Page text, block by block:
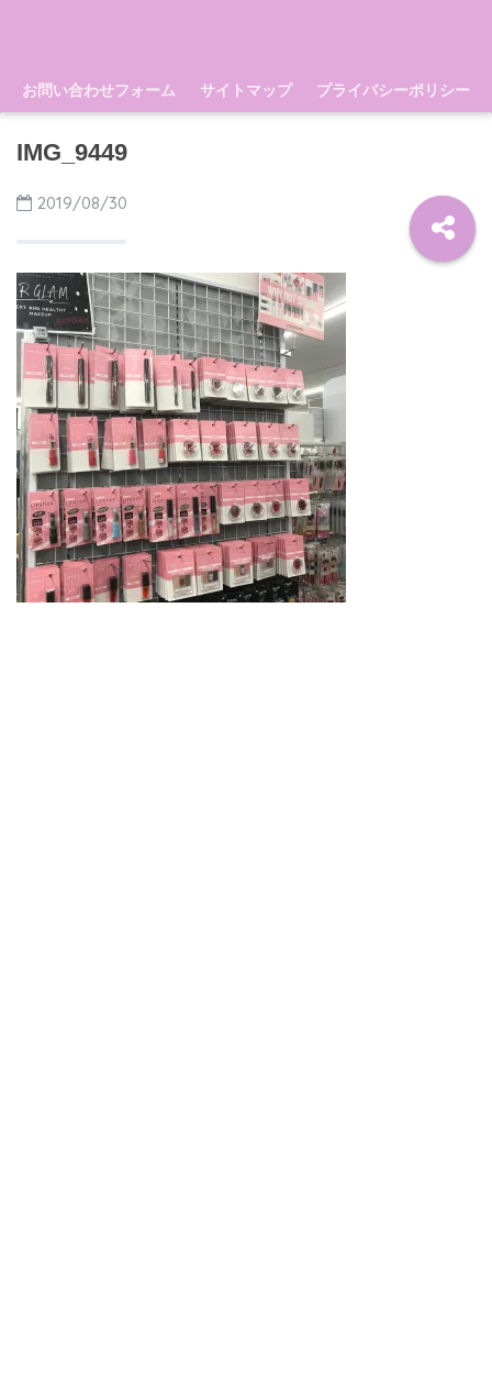
お問い合わせフォーム サイトマップ プライバシーポリシー
IMG_9449
2019/08/30